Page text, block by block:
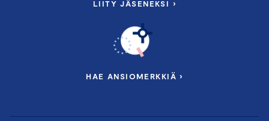
LIITY JÄSENEKSI ›
HAE ANSIOMERKKIÄ ›